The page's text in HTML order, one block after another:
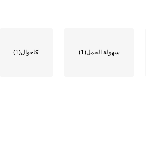
سهولة الحمل(1) كاجوال(1)